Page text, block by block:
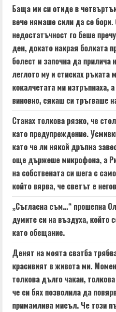
Баща ми си отиде в
вече нямаше сили да се
недостатъчност го беше
ден, докато накрая болката
болест и започна да прилича
леглото му и стисках ръката
кокалчетата ми изтръпнаха,
виновно, сякаш си тръгваше
Станах толкова рязко, че
като предупреждение.
като че ли някой дръпна
още държеше микрофона, а
на собствената си шега с
който вярва, че светът е
„Съгласна съм…“ прошепна
думите си на въздуха, който
като обещание.
Денят на моята сватба
красивият в живота ми.
толкова дълго чакан,
че си бях позволила да
примамлива мисъл. Че този